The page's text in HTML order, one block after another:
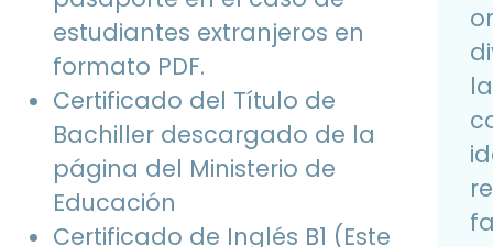
estudiantes extranjeros en
formato PDF.
Certificado del Título de
Bachiller descargado de la
página del Ministerio de
Educación
Certificado de Inglés B1 (Este